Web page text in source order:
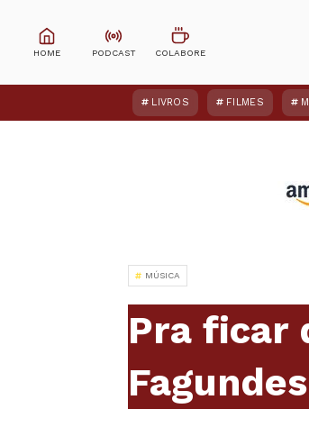
LIVROS FILMES
MÚSICA
Pra ficar
Fagundes